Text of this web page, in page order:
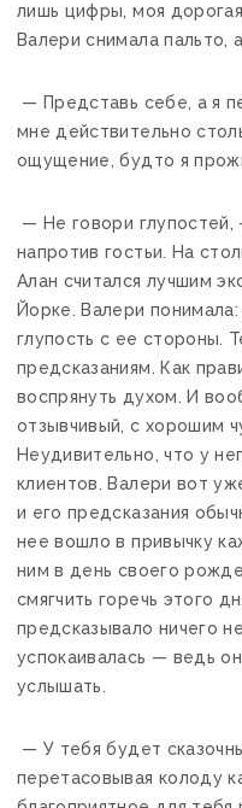
лишь цифры, моя
Валери снимала пальто,
— Представь себе, а я
мне действительно
ощущение, будто я
— Не говори глупостей,
напротив гостьи. На
Алан считался лучшим
Йорке. Валери
глупость с ее стороны.
предсказаниям. Как
воспрянуть духом. И
отзывчивый, с хорошим
Неудивительно, что у
клиентов. Валери вот
и его предсказания
нее вошло в привычку
ним в день своего
смягчить горечь этого
предсказывало ничего
успокаивалась — ведь
услышать.
— У тебя будет
перетасовывая колоду